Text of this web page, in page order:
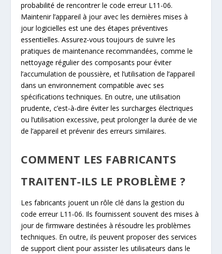
probabilité de rencontrer le code erreur L11-06.
Maintenir l’appareil à jour avec les dernières mises à
jour logicielles est une des étapes préventives
essentielles. Assurez-vous toujours de suivre les
pratiques de maintenance recommandées, comme le
nettoyage régulier des composants pour éviter
l’accumulation de poussière, et l’utilisation de l’appareil
dans un environnement compatible avec ses
spécifications techniques. En outre, une utilisation
prudente, c’est-à-dire éviter les surcharges électriques
ou l’utilisation excessive, peut prolonger la durée de vie
de l’appareil et prévenir des erreurs similaires.
COMMENT LES FABRICANTS
TRAITENT-ILS LE PROBLÈME ?
Les fabricants jouent un rôle clé dans la gestion du
code erreur L11-06. Ils fournissent souvent des mises à
jour de firmware destinées à résoudre les problèmes
techniques. En outre, ils peuvent proposer des services
de support client pour assister les utilisateurs dans le